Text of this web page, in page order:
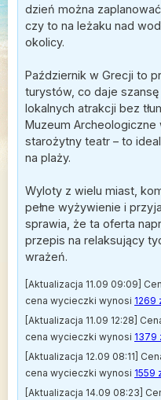
dzień można
czy to na leżaku nad
okolicy.
Październik w Grecji to
turystów, co daje
lokalnych atrakcji bez
Muzeum
starożytny teatr – to
na plaży.
Wyloty z wielu miast,
pełne wyżywienie i
sprawia, że ta oferta
przepis na relaksujący
wrażeń.
[Aktualizacja 11.09 09:09]
cena wycieczki wynosi 1269
[Aktualizacja 11.09 12:28]
cena wycieczki wynosi 1379
[Aktualizacja 12.09 08:11]
cena wycieczki wynosi 1559
[Aktualizacja 14.09 08:23]